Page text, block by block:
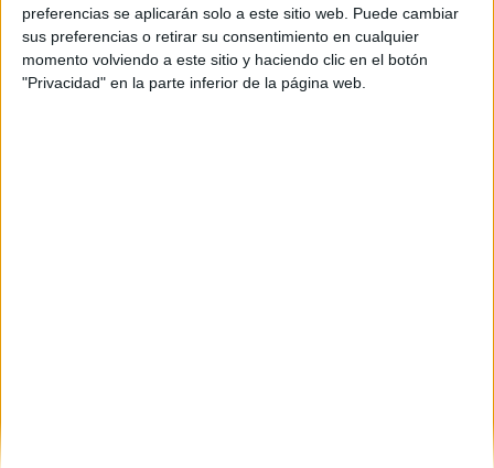
preferencias se aplicarán solo a este sitio web. Puede cambiar
sus preferencias o retirar su consentimiento en cualquier
momento volviendo a este sitio y haciendo clic en el botón
"Privacidad" en la parte inferior de la página web.
Buscar